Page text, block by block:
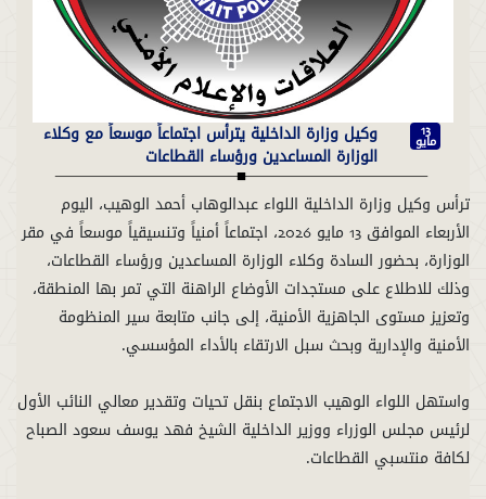
13
مايو وكيل وزارة الداخلية يترأس اجتماعاً موسعاً مع وكلاء
الوزارة المساعدين ورؤساء القطاعات
ترأس وكيل وزارة الداخلية اللواء عبدالوهاب أحمد الوهيب، اليوم
الأربعاء الموافق 13 مايو 2026، اجتماعاً أمنياً وتنسيقياً موسعاً في مقر
الوزارة، بحضور السادة وكلاء الوزارة المساعدين ورؤساء القطاعات،
وذلك للاطلاع على مستجدات الأوضاع الراهنة التي تمر بها المنطقة،
وتعزيز مستوى الجاهزية الأمنية، إلى جانب متابعة سير المنظومة
واستهل اللواء الوهيب الاجتماع بنقل تحيات وتقدير معالي النائب الأول
لرئيس مجلس الوزراء ووزير الداخلية الشيخ فهد يوسف سعود الصباح